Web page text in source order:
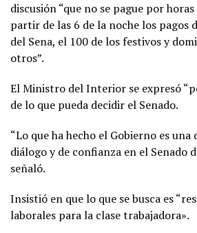
discusión “que no se pague por
partir de las 6 de la noche los pagos
del Sena, el 100 de los festivos y
otros”.
El Ministro del Interior se expresó
de lo que pueda decidir el Senado.
“Lo que ha hecho el Gobierno es una
diálogo y de confianza en el Senado
señaló.
Insistió en que lo que se busca es
laborales para la clase trabajadora».